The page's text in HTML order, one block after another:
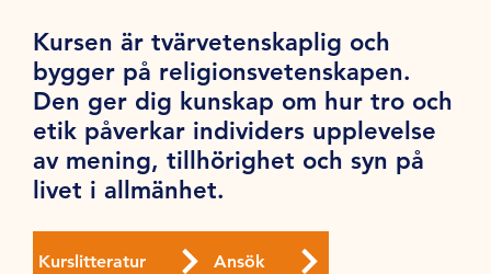
Kursen är tvärvetenskaplig och
bygger på religionsvetenskapen.
Den ger dig kunskap om hur tro och
etik påverkar individers upplevelse
av mening, tillhörighet och syn på
livet i allmänhet.
Kurslitteratur Ansök